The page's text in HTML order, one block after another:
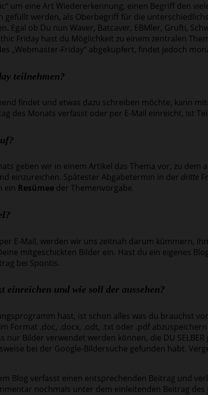
um eine Art Wiedererkennung, einen Begriff den
gefüllt werden, als Oberbegriff für die
Egal ob Du nun Waver, Batcaver, EBMler, Grufti,
Friday hast du Möglichkeit zu einem zentralen
„Webmaster-Friday“ abgekupfert, findet jedoch
teilnehmen?
findet und etwas dazu schreiben möchte, kann
des Monats verfasst oder per E-Mail einreicht, ist
geben wir in einem Artikel das Thema vor, zu
einzureichen. Spätester Abgabetermin in der dritte
ein Resümee der Themenvorgabe.
E-Mail, werden wir uns zeitnah darum kümmern,
mitgeschickten Bilder ein. Hast du ein eigenes
bei Spontis.
einreichen und wie soll der aussehen?
hast, ist schon alles was du brauchst
Format .doc, .docx, .odt, .txt oder .pdf
nur Bilder verwendet werden können, die DU
bei der Google-Bildersuche gefunden habt.
Blog verfasst einen entsprechenden Beitrag und
nochmals unter dem einleitenden Beitrag des